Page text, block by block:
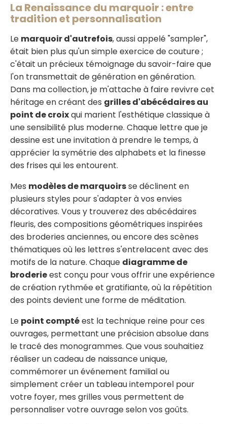
La Renaissance du marquoir : entre
tradition et personnalisation
Le marquoir d'autrefois, aussi appelé "sampler",
était bien plus qu'un simple exercice de couture ;
c'était un précieux témoignage du savoir-faire que
l'on transmettait de génération en génération.
Dans ma collection, je m'attache à faire revivre cet
héritage en créant des grilles d'abécédaires au
point de croixqui marient l'esthétique classique à
une sensibilité plus moderne. Chaque lettre que je
dessine est une invitation à prendre le temps, à
apprécier la symétrie des alphabets et la finesse
des frises qui les entourent.
Mes modèles de marquoirsse déclinent en
plusieurs styles pour s'adapter à vos envies
décoratives. Vous y trouverez des abécédaires
fleuris, des compositions géométriques inspirées
des broderies anciennes, ou encore des scènes
thématiques où les lettres s'entrelacent avec des
motifs de la nature. Chaque diagramme de
broderieest conçu pour vous offrir une expérience
de création rythmée et gratifiante, où la répétition
des points devient une forme de méditation.
Le point comptéest la technique reine pour ces
ouvrages, permettant une précision absolue dans
le tracé des monogrammes. Que vous souhaitiez
réaliser un cadeau de naissance unique,
commémorer un événement familial ou
simplement créer un tableau intemporel pour
votre foyer, mes grilles vous permettent de
personnaliser votre ouvrage selon vos goûts.